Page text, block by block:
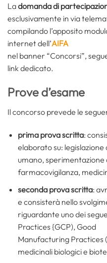
Ladomanda di
esclusivamente in via
compilando l’apposito
internet dell’AIFA
nel banner “Concorsi”,
link dedicato.
Prove d’esame
Il concorso prevede le
prima prova scritta:
elaborato su: legislazione
umano, sperimentazione
farmacovigilanza,
seconda prova scritta:
e consisterà nello
riguardante uno dei
Practices {GCP), Good
Manufacturing Practices
medicinali biologici e